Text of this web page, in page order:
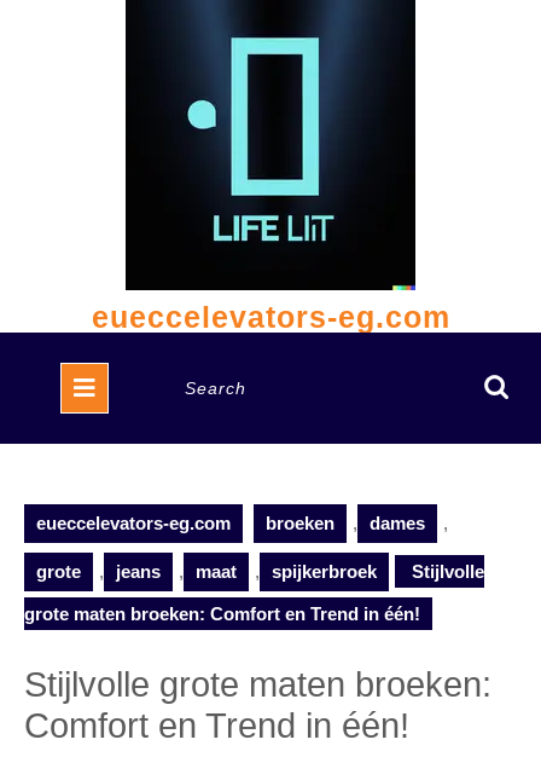
eueccelevators-eg.com
Open
Button
eueccelevators-eg.com broeken , dames ,
grote , jeans , maat , spijkerbroek Stijlvolle
grote maten broeken: Comfort en Trend in één!
Stijlvolle grote maten broeken:
Comfort en Trend in één!